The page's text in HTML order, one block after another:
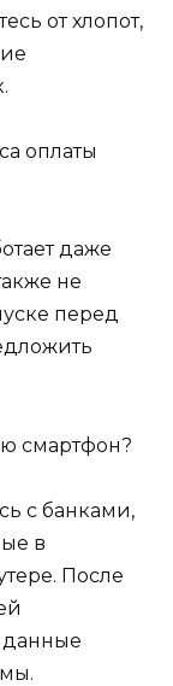
от хлопот,
оплаты
даже
не
перед
смартфон?
с банками,
в
После
данные